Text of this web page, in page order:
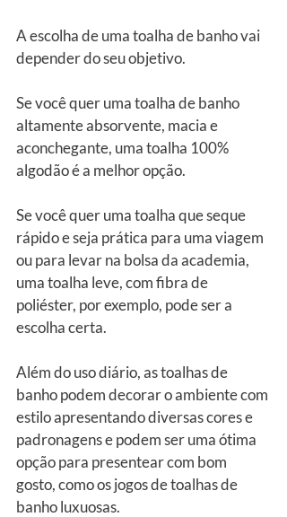
A escolha de uma toalha de banho vai
depender do seu objetivo.
Se você quer uma toalha de banho
altamente absorvente, macia e
aconchegante, uma toalha 100%
algodão é a melhor opção.
Se você quer uma toalha que seque
rápido e seja prática para uma viagem
ou para levar na bolsa da academia,
uma toalha leve, com fibra de
poliéster, por exemplo, pode ser a
escolha certa.
Além do uso diário, as toalhas de
banho podem decorar o ambiente com
estilo apresentando diversas cores e
padronagens e podem ser uma ótima
opção para presentear com bom
gosto, como os jogos de toalhas de
banho luxuosas.